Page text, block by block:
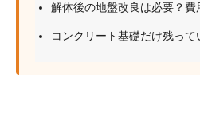
解体後の地盤改良は必要？費
コンクリート基礎だけ残って